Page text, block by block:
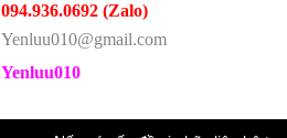
094.936.0692 (Zalo)
Yenluu010@gmail.com
Yenluu010